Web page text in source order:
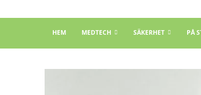
HEM MEDTECH SÄKERHET PÅ